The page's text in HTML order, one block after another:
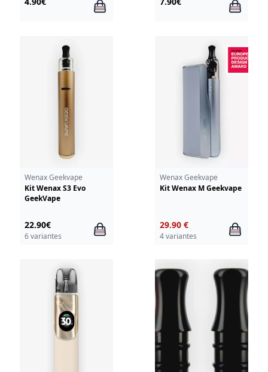
Wenax Geekvape
Kit Wenax S3 Evo
GeekVape
22.90€
6 variantes
Wenax Geekvape
Kit Wenax M Geekvape
29.90 €
4 variantes